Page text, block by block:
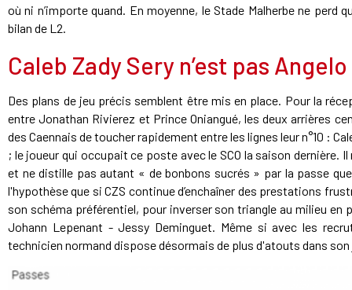
où ni n’importe quand. En moyenne, le Stade Malherbe ne
bilan de L2.
Caleb Zady Sery n’est pas
Des plans de jeu précis semblent être mis en place. Pour la
entre Jonathan Rivierez et Prince Oniangué, les deux arrières
des Caennais de toucher rapidement entre les lignes leur n°10 :
; le joueur qui occupait ce poste avec le SCO la saison dernière.
et ne distille pas autant « de bonbons sucrés » par la passe
l'hypothèse que si CZS continue d’enchaîner des prestations
son schéma préférentiel, pour inverser son triangle au milieu
Johann Lepenant - Jessy Deminguet. Même si avec les
technicien normand dispose désormais de plus d'atouts dans son